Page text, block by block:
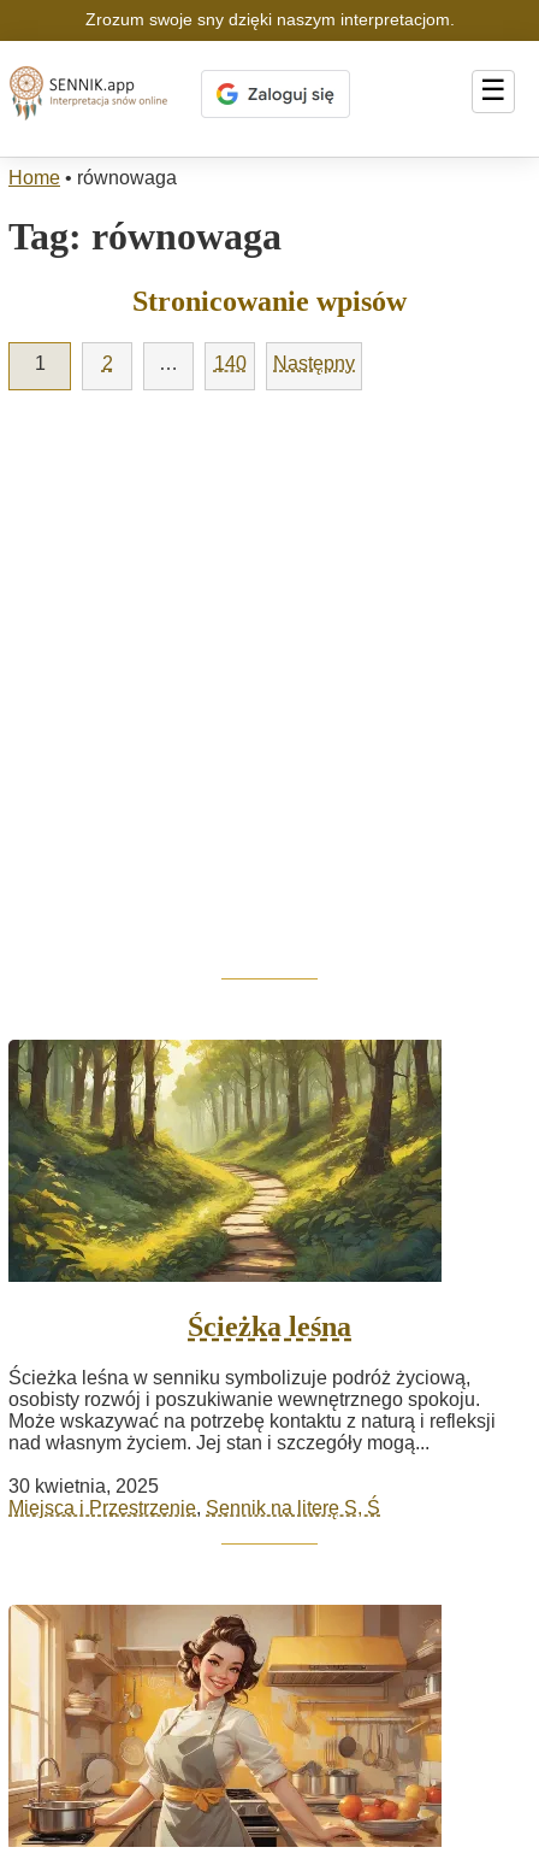
Zrozum swoje sny dzięki naszym interpretacjom.
☰
Home • równowaga
Tag: równowaga
Stronicowanie wpisów
1 2 … 140 Następny
Ścieżka leśna
Ścieżka leśna w senniku symbolizuje podróż życiową,
osobisty rozwój i poszukiwanie wewnętrznego spokoju.
Może wskazywać na potrzebę kontaktu z naturą i refleksji
nad własnym życiem. Jej stan i szczegóły mogą...
30 kwietnia, 2025
Miejsca i Przestrzenie, Sennik na literę S, Ś